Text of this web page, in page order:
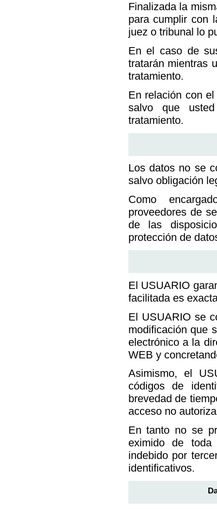
Finalizada la
para cumplir con
juez o tribunal lo
En el caso de
tratarán mientras
tratamiento.
En relación con
salvo que
tratamiento.
Los datos no se
salvo obligación
Como
proveedores de
de las
protección de
El USUARIO
facilitada es
El USUARIO se
modificación que
electrónico a la
WEB y
Asimismo, el
códigos de
brevedad de
acceso no
En tanto no se
eximido de toda
indebido por
identificativos.